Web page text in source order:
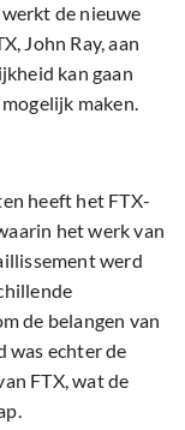
de nieuwe
John Ray, aan
kan gaan
maken.
heeft het FTX-
het werk van
werd
de belangen van
was echter de
FTX, wat de